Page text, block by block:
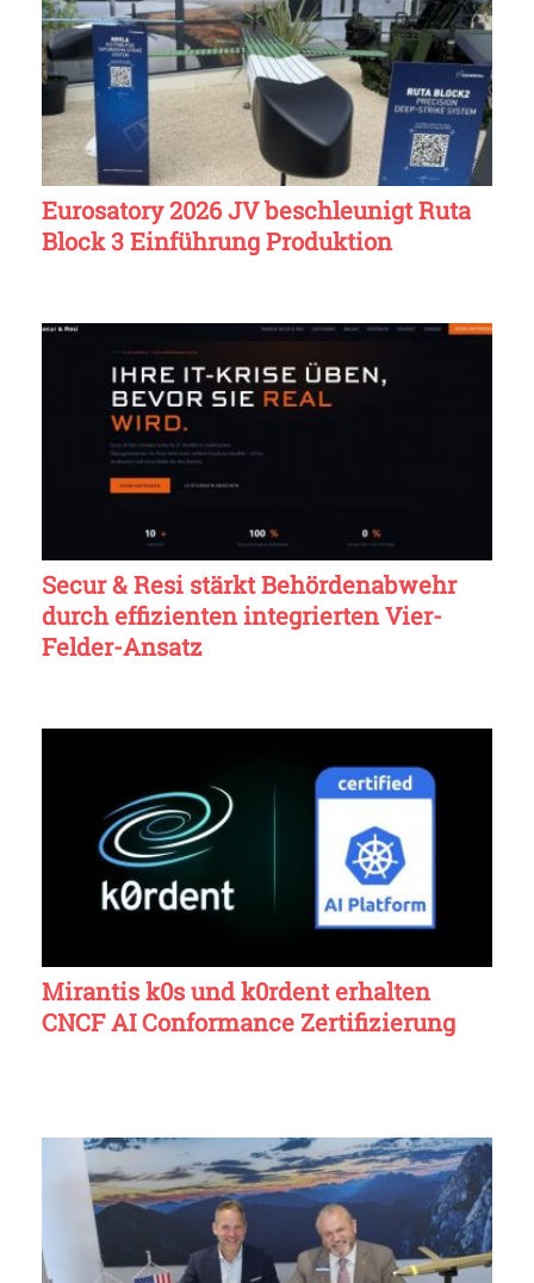
Eurosatory 2026 JV beschleunigt Ruta
Block 3 Einführung Produktion
Secur & Resi stärkt Behördenabwehr
durch effizienten integrierten Vier-
Felder-Ansatz
Mirantis k0s und k0rdent erhalten
CNCF AI Conformance Zertifizierung